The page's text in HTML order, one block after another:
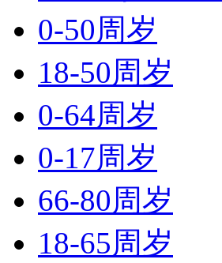
0-50周岁
18-50周岁
0-64周岁
0-17周岁
66-80周岁
18-65周岁